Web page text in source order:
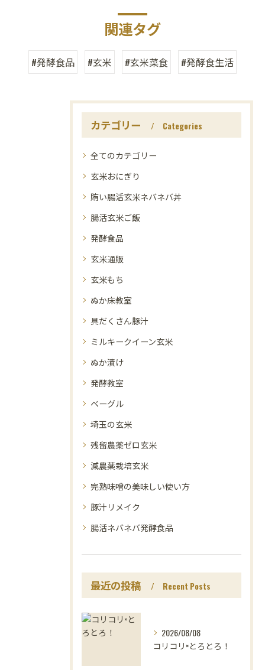
関連タグ
#発酵食品 #玄米 #玄米菜食 #発酵食生活
カテゴリー Categories
全てのカテゴリー
玄米おにぎり
賄い腸活玄米ネバネバ丼
腸活玄米ご飯
発酵食品
玄米通販
玄米もち
ぬか床教室
具だくさん豚汁
ミルキークイーン玄米
ぬか漬け
発酵教室
ベーグル
埼玉の玄米
残留農薬ゼロ玄米
減農薬栽培玄米
完熟味噌の美味しい使い方
豚汁リメイク
腸活ネバネバ発酵食品
最近の投稿 Recent Posts
2026/08/08
コリコリ×とろとろ！